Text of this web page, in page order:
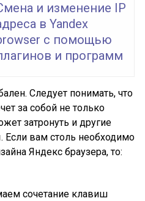
и изменение IP
в Yandex
с помощью
и программ
Следует понимать, что
за собой не только
затронуть и другие
вам столь необходимо
Яндекс браузера, то:
сочетание клавиш